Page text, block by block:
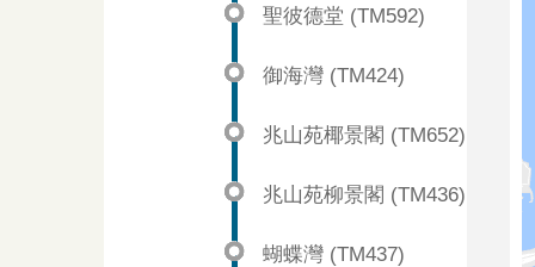
聖彼德堂 (TM592)
御海灣 (TM424)
兆山苑椰景閣 (TM652)
兆山苑柳景閣 (TM436)
蝴蝶灣 (TM437)